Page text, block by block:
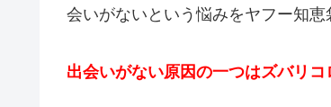
会いがないという悩みをヤフー知恵
出会いがない原因の一つはズバリコ